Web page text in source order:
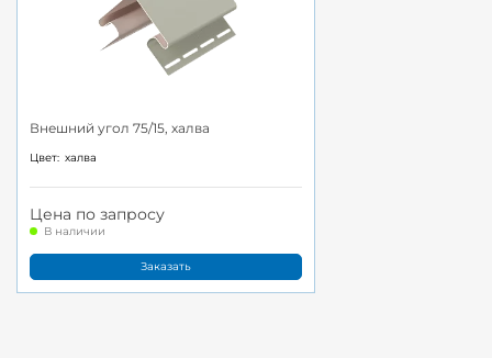
Внешний угол 75/15, халва
Цвет: халва
Цена по запросу
В наличии
Заказать